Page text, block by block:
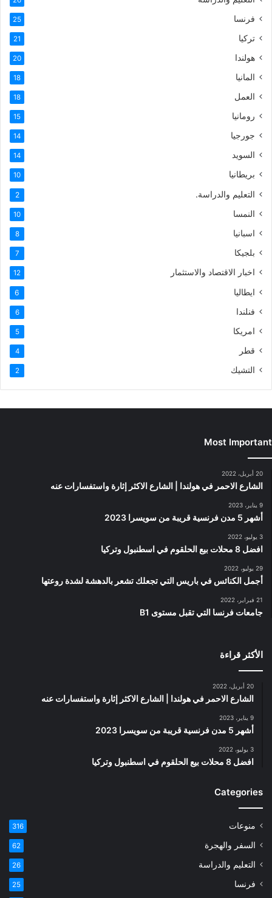
فرنسا 25
تركيا 21
هولندا 20
المانيا 18
العمل 18
رومانيا 15
جورجيا 14
السويد 14
بريطانيا 10
التعليم والدراسة. 2
النمسا 10
اسبانيا 8
بلجيكا 7
اخبار الاقتصاد والاستثمار 12
ايطاليا 6
فنلندا 6
امريكا 5
قطر 4
التشيك 2
Most Important
20 أبريل، 2022
الشارع الاحمر في هولندا | الشارع الاكثر إثارة واستفسارات عنه
9 يناير، 2023
أشهر 5 مدن فرنسية قريبة من سويسرا 2023
3 يوليو، 2022
افضل 8 محلات بيع الحلقوم في اسطنبول وتركيا
29 يوليو، 2022
أجمل الكنائس في باريس التي تجعلك تشعر بالدهشة لشدة روعتها
21 فبراير، 2022
جامعات فرنسا التي تقبل مستوى B1
الأكثر قراءة
20 أبريل، 2022
الشارع الاحمر في هولندا | الشارع الاكثر إثارة واستفسارات عنه
9 يناير، 2023
أشهر 5 مدن فرنسية قريبة من سويسرا 2023
3 يوليو، 2022
افضل 8 محلات بيع الحلقوم في اسطنبول وتركيا
Categories
منوعات 316
السفر والهجرة 62
التعليم والدراسة 26
فرنسا 25